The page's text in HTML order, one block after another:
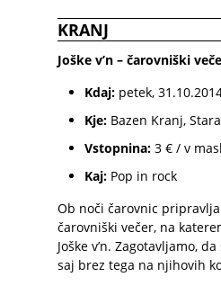
KRANJ
Joške v’n – čarovniški
Kdaj: petek,
Kje: Bazen Kranj,
Vstopnina: 3 € / v
Kaj: Pop in rock
Ob noči čarovnic
čarovniški večer, na
Joške v’n. Zagotavljamo,
saj brez tega na njihovih